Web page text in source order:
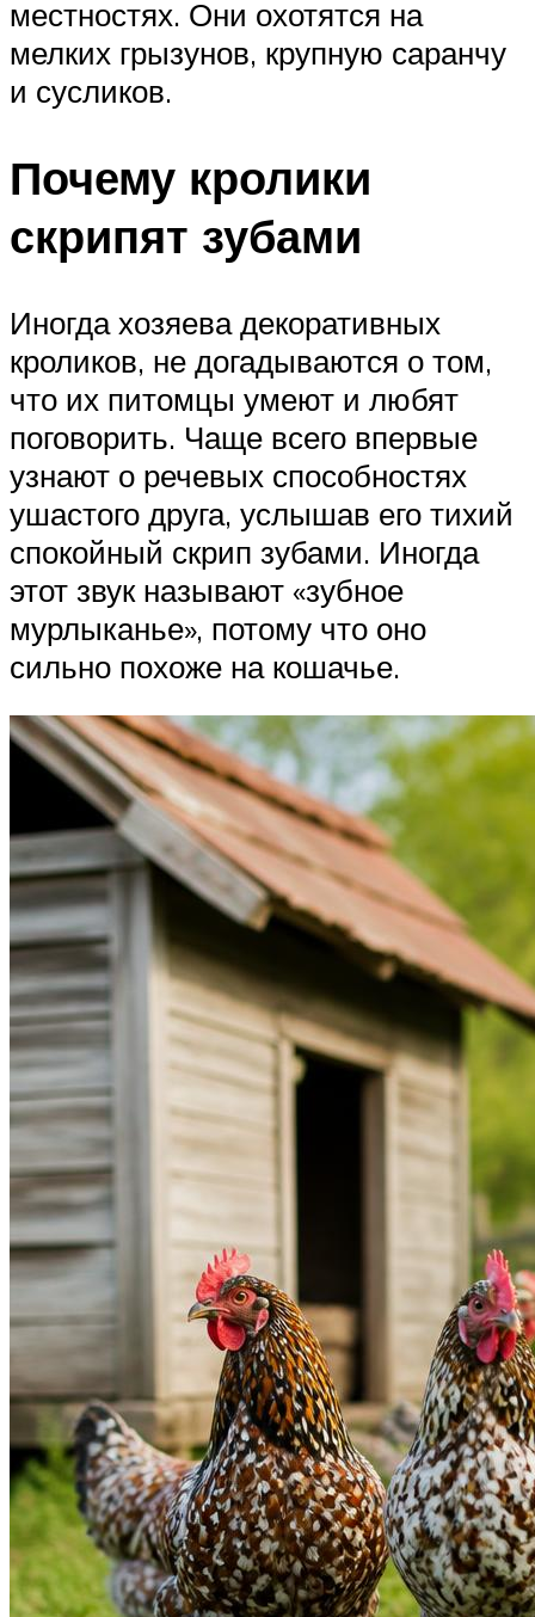
местностях. Они охотятся на
мелких грызунов, крупную саранчу
и сусликов.
Почему кролики
скрипят зубами
Иногда хозяева декоративных
кроликов, не догадываются о том,
что их питомцы умеют и любят
поговорить. Чаще всего впервые
узнают о речевых способностях
ушастого друга, услышав его тихий
спокойный скрип зубами. Иногда
этот звук называют «зубное
мурлыканье», потому что оно
сильно похоже на кошачье.